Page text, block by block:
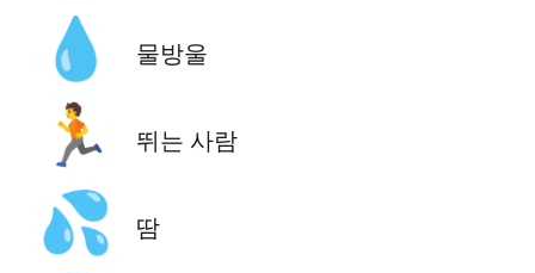
💧 물방울
🏃 뛰는 사람
💦 땀